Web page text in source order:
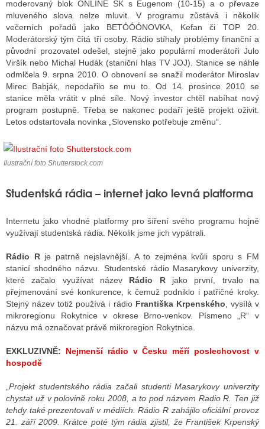
moderovaný blok ONLINE SK s Eugenom (10-15) a o převaze
mluveného slova nelze mluvit. V programu zůstává i několik
večerních pořadů jako BETÓÓÓNOVKA, Kefan či TOP 20.
Moderátorský tým čítá tři osoby. Rádio stíhaly problémy finanční a
původní prozovatel odešel, stejně jako populární moderátoři Julo
Viršík nebo Michal Hudák (staniční hlas TV JOJ). Stanice se náhle
odmlčela 9. srpna 2010. O obnovení se snažil moderátor Miroslav
Mirec Babják, nepodařilo se mu to. Od 14. prosince 2010 se
stanice měla vrátit v plné síle. Nový investor chtěl nabíhat nový
program postupně. Třeba se nakonec podaří ještě projekt oživit.
Letos odstartovala novinka
Slovensko potřebuje změnu“.
Ilustrační foto Shutterstock.com
Studentská rádia – internet jako levná platforma
Internetu jako vhodné platformy pro šíření svého programu hojně
využívají studentská rádia. Několik jsme jich vypátrali.
Rádio Rje patrně nejslavnější. A to zejména kvůli sporu s FM
stanicí shodného názvu. Studentské rádio Masarykovy univerzity,
které začalo využívat název Rádio Rjako první, trvalo na
přejmenování své konkurence, k čemuž podniklo i patřičné kroky.
Stejný název totiž používá i rádio Františka Krpenského , vysílá v
mikroregionu Rokytnice v okrese Brno-venkov. Písmeno „R“ v
názvu má označovat právě mikroregion Rokytnice.
EXKLUZIVNĚ: Nejmenší rádio v Česku měří poslechovost v
hospodě
Projekt studentského rádia začali studenti Masarykovy univerzity
chystat už v polovině roku 2008, a to pod názvem Radio R. Ten již
tehdy také prezentovali v médiích. Rádio R zahájilo oficiální provoz
21. září 2009. Krátce poté tým rádia zjistil, že František Krpenský